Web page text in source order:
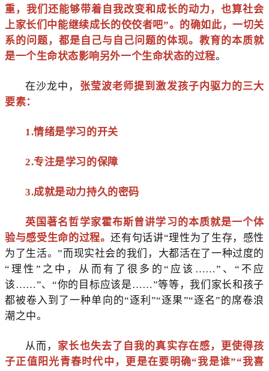
重，我们还能够带着自我改变和成长的动力，也算社会
上家长们中能继续成长的佼佼者吧”。
的确如此，一切关
系的问题，都是自己与自己问题的体现。教育的本质就
是一个生命状态影响另外一个生命状态的过程。
在沙龙中， 张莹波老师提到激发孩子内驱力的三大
要素：
1.情绪是学习的开关
2.专注是学习的保障
3.成就是动力持久的密码
英国著名哲学家霍布斯曾讲学习的本质就是一个体
验与感受生命的过程。还有句话讲“理性为了生存，感性
为了生活。”而现实社会的我们，大都活在了一种过度的
“理性”之中，从而有了很多的“应该……”、“不应
该……”、“你的目标应该是……”等等，我们家长和孩子
都被卷入到了一种单向的“逐利”“逐果”“逐名”的席卷浪
潮之中。
从而， 家长也失去了自我的真实存在感，更使得孩
子正值阳光青春时代中，更是在要明确“我是谁”“我喜